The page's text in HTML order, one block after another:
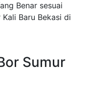
Benar sesuai
Baru Bekasi di
Sumur